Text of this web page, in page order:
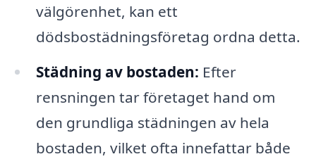
välgörenhet, kan ett
dödsbostädningsföretag ordna detta.
Städning av bostaden: Efter
rensningen tar företaget hand om
den grundliga städningen av hela
bostaden, vilket ofta innefattar både